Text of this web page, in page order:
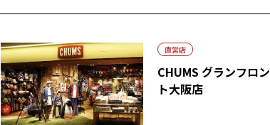
直営店
CHUMS グランフロン
ト大阪店